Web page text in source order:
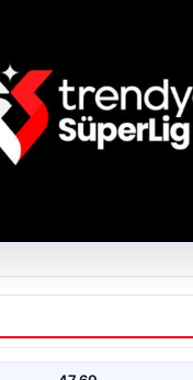
sponsorluğu
Lig…